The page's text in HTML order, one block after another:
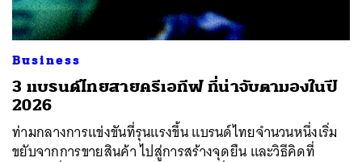
Business
3 แบรนด์ไทยสายครีเอทีฟ ที่น่าจับตามองในปี
2026
ท่ามกลางการแข่งขันที่รุนแรงขึ้น แบรนด์ไทยจำนวนหนึ่งเริ่ม
ขยับจากการขายสินค้า ไปสู่การสร้างจุดยืน และวิธีคิดที่
ค้นหา